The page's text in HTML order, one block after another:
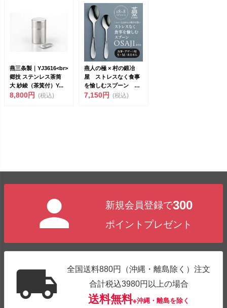
燕三条製｜YJ3616<br>
郷技 ステンレス茶筒
大 紗綾（茶箕付）Y...
8,800円 (税込)
燕人の極 × 村の鍛冶
屋 ストレスなく食事
を愉しむスプーン
OSAJI おさじ<...
7,150円 (税込)
新規会員登録で300
ポイントプレゼント
全国送料880円（沖縄・離島除く）注文
合計税込3980円以上の場合
送料無料※沖縄・離島を除く